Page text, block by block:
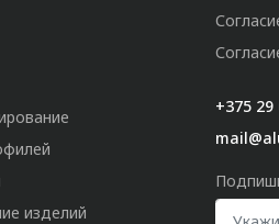
изделий
+375 29